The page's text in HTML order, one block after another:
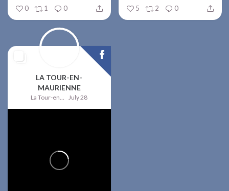
0 1 0 5 2 0
LA TOUR-EN-
MAURIENNE
La Tour-en-Maurienne July 28